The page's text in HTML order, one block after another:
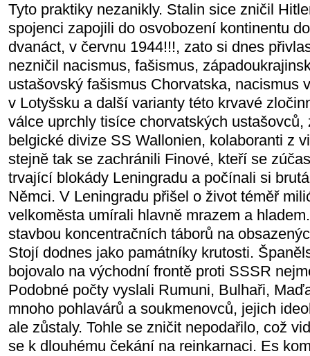
Tyto praktiky nezanikly. Stalin sice zničil
spojenci zapojili do osvobození kontinentu
dvanáct, v červnu 1944!!!, zato si dnes
nezničil nacismus, fašismus,
ustašovský fašismus Chorvatska, nacismus
v Lotyšsku a další varianty této krvavé
válce uprchly tisíce chorvatských
belgické divize SS Wallonien, kolaboranti z
stejně tak se zachránili Finové, kteří se
trvající blokády Leningradu a počínali si
Němci. V Leningradu přišel o život téměř
velkoměsta umírali hlavně mrazem a
stavbou koncentračních táborů na
Stojí dodnes jako památníky krutosti.
bojovalo na východní frontě proti SSSR
Podobné počty vyslali Rumuni, Bulhaři,
mnoho pohlavárů a soukmenovců, jejich
ale zůstaly. Tohle se zničit nepodařilo, což
se k dlouhému čekání na reinkarnaci. Es